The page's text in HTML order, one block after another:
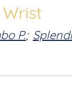
P.;